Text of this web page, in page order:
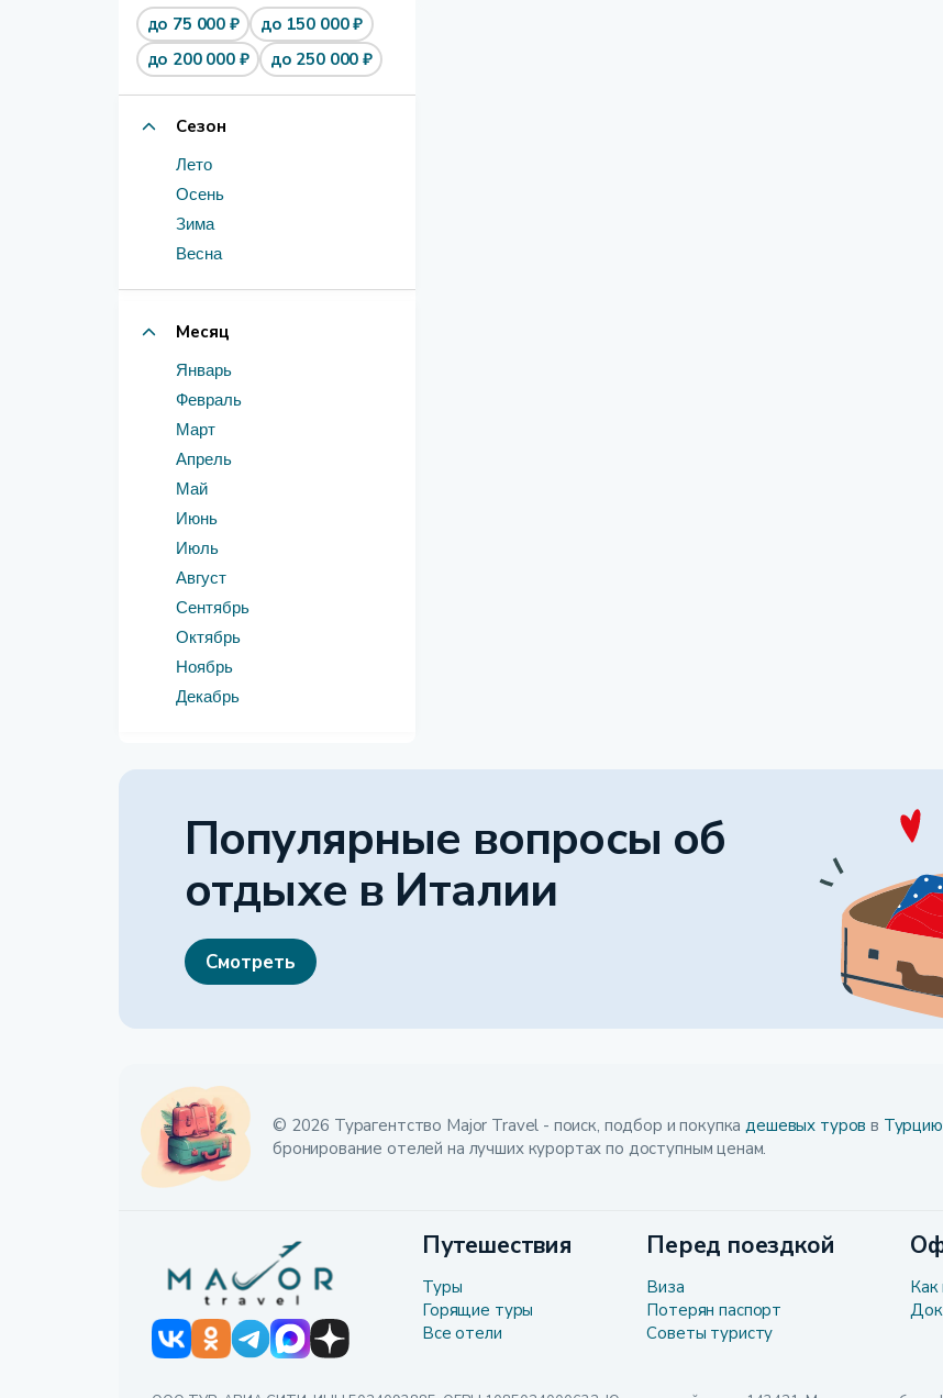
до 75 000 ₽
до 150 000 ₽
до 200 000 ₽
до 250 000 ₽
Сезон
Лето
Осень
Зима
Весна
Месяц
Январь
Февраль
Март
Апрель
Май
Июнь
Июль
Август
Сентябрь
Октябрь
Ноябрь
Декабрь
Популярные вопросы об
отдыхе в Италии
Смотреть
© 2026 Турагентство Major Travel - поиск, подбор и покупкадешевых туров в
бронирование отелей на лучших курортах по доступным ценам.
Путешествия
Туры
Горящие туры
Все отели
Перед поездкой
Виза
Потерян паспорт
Советы туристу
Как